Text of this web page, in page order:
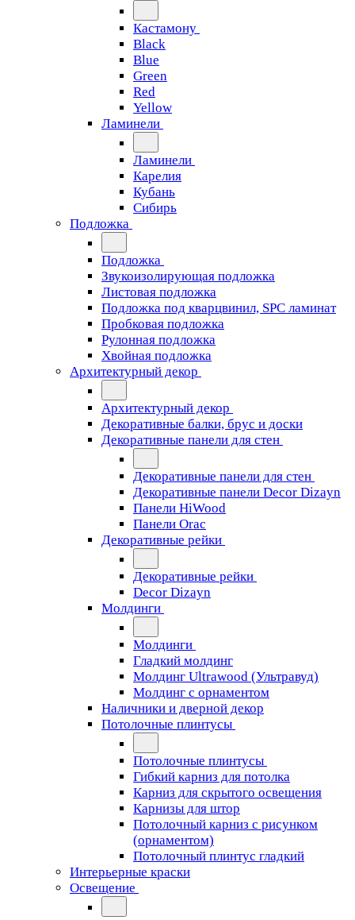
Кастамону
Black
Blue
Green
Red
Yellow
Ламинели
Ламинели
Карелия
Кубань
Сибирь
Подложка
Подложка
Звукоизолирующая подложка
Листовая подложка
Подложка под кварцвинил, SPC ламинат
Пробковая подложка
Рулонная подложка
Хвойная подложка
Архитектурный декор
Архитектурный декор
Декоративные балки, брус и доски
Декоративные панели для стен
Декоративные панели для стен
Декоративные панели Decor Dizayn
Панели HiWood
Панели Orac
Декоративные рейки
Декоративные рейки
Decor Dizayn
Молдинги
Молдинги
Гладкий молдинг
Молдинг Ultrawood (Ультравуд)
Молдинг с орнаментом
Наличники и дверной декор
Потолочные плинтусы
Потолочные плинтусы
Гибкий карниз для потолка
Карниз для скрытого освещения
Карнизы для штор
Потолочный карниз с рисунком
(орнаментом)
Потолочный плинтус гладкий
Интерьерные краски
Освещение